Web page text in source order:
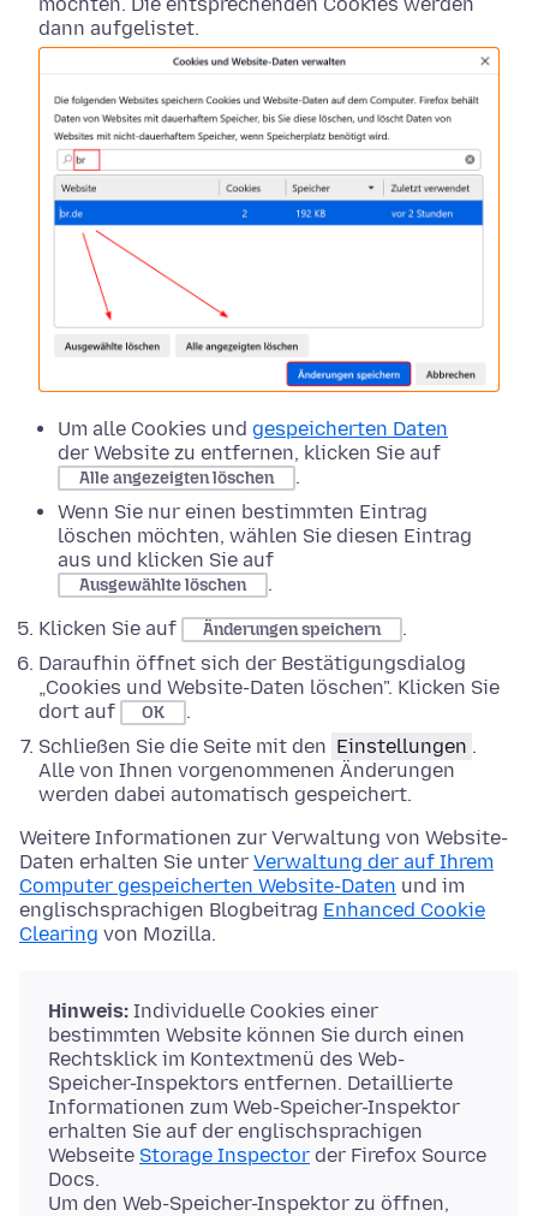
möchten. Die entsprechenden Cookies werden
dann aufgelistet.
Um alle Cookies und gespeicherten Daten
der Website zu entfernen, klicken Sie auf
Alle angezeigten löschen
.
Wenn Sie nur einen bestimmten Eintrag
löschen möchten, wählen Sie diesen Eintrag
aus und klicken Sie auf
Ausgewählte löschen
.
Klicken Sie auf
Änderungen speichern
.
Daraufhin öffnet sich der Bestätigungsdialog
„Cookies und Website-Daten löschen". Klicken Sie
dort auf
OK
.
Schließen Sie die Seite mit den Einstellungen .
Alle von Ihnen vorgenommenen Änderungen
werden dabei automatisch gespeichert.
Weitere Informationen zur Verwaltung von Website-
Daten erhalten Sie unter Verwaltung der auf Ihrem
Computer gespeicherten Website-Daten und im
englischsprachigen Blogbeitrag Enhanced Cookie
Clearing von Mozilla.
Hinweis: Individuelle Cookies einer
bestimmten Website können Sie durch einen
Rechtsklick im Kontextmenü des Web-
Speicher-Inspektors entfernen. Detaillierte
Informationen zum Web-Speicher-Inspektor
erhalten Sie auf der englischsprachigen
Webseite Storage Inspector der Firefox Source
Docs.
Um den Web-Speicher-Inspektor zu öffnen,